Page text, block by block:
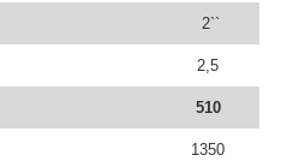
2``
2,5
510
1350